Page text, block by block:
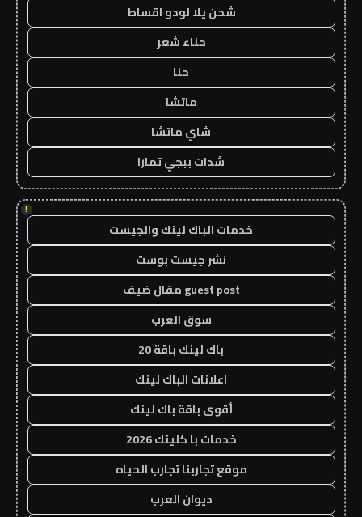
شحن يلا لودو اقساط
حناء شعر
حنا
ماتشا
شاي ماتشا
شدات ببجي تمارا
!
خدمات الباك لينك والجيست
نشر جيست بوست
guest post مقال ضيف
سوق العرب
باك لينك باقة 20
اعلانات الباك لينك
أقوى باقة باك لينك
خدمات با كلينك 2026
موقع تجاربنا تجارب الحياه
ديوان العرب